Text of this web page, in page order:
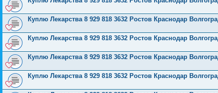
Куплю Лекарства 8 929 818 3632 Ростов Краснодар
Куплю Лекарства 8 929 818 3632 Ростов Краснодар
Куплю Лекарства 8 929 818 3632 Ростов Краснодар
Куплю Лекарства 8 929 818 3632 Ростов Краснодар